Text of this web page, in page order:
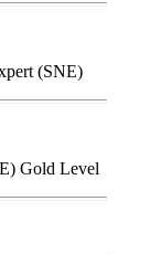
(SNE)
Gold Level